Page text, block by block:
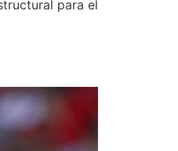
para el